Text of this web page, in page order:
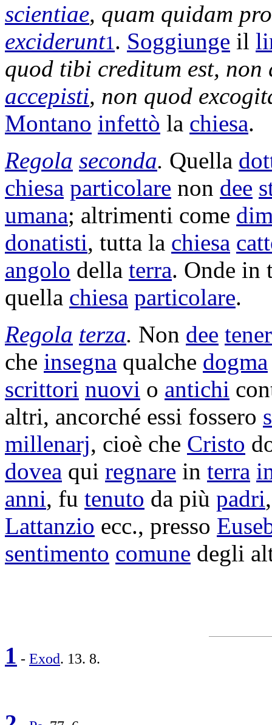
scientiae, quam quidam
exciderunt1. Soggiunge il
quod tibi creditum est,
accepisti, non quod
Montano infettò la chiesa.
Regola seconda. Quella
chiesa particolare non dee
umana; altrimenti come
donatisti, tutta la chiesa
angolo della terra. Onde in
quella chiesa particolare.
Regola terza. Non dee
che insegna qualche dogma
scrittori nuovi o antichi
altri, ancorché essi fossero
millenarj, cioè che Cristo
dovea qui regnare in terra
anni, fu tenuto da più padri
Lattanzio ecc., presso
sentimento comune degli
1 - Exod. 13. 8.